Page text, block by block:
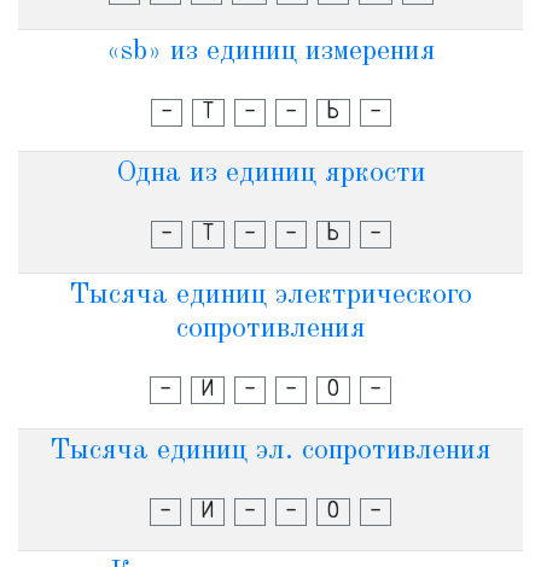
«sb» из единиц измерения
- Т - - Ь -
Одна из единиц яркости
- Т - - Ь -
Тысяча единиц электрического
сопротивления
- И - - О -
Тысяча единиц эл. сопротивления
- И - - О -